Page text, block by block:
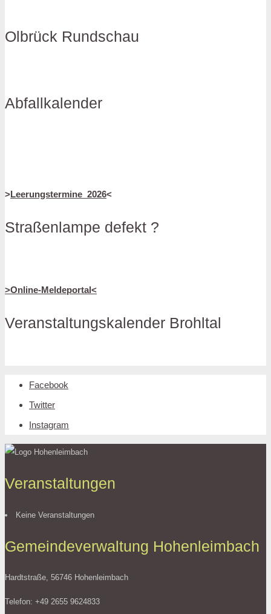
Olbrück Rundschau
Abfallkalender
>Leerungstermine_2026<
Straßenlampe defekt ?
>Online-Meldeportal<
Veranstaltungskalender Brohltal
Facebook
Twitter
Instagram
Veranstaltungen
Keine Veranstaltungen
Gemeindeverwaltung Hohenleimbach
Hardtstraße, 56746 Hohenleimbach
Telefon: +49 2655 9624833